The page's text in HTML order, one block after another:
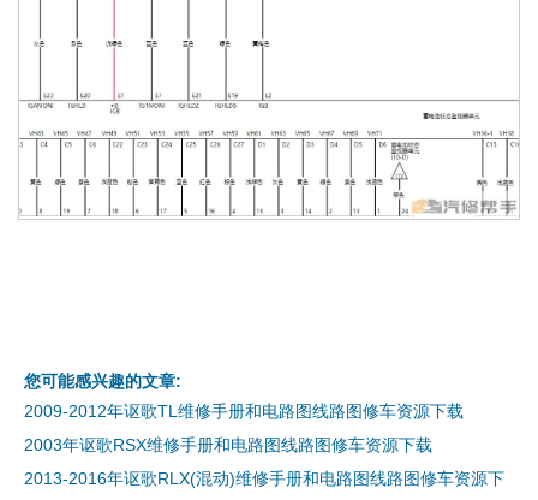
您可能感兴趣的文章:
2009-2012年讴歌TL维修手册和电路图线路图修车资源下载
2003年讴歌RSX维修手册和电路图线路图修车资源下载
2013-2016年讴歌RLX(混动)维修手册和电路图线路图修车资源下